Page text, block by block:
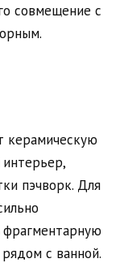
совмещение с
керамическую
пэчворк. Для
фрагментарную
с ванной.